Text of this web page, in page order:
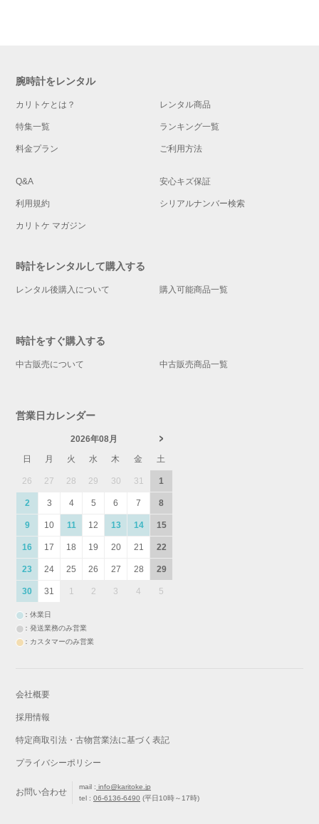
腕時計をレンタル
カリトケとは？ レンタル商品
特集一覧 ランキング一覧
料金プラン ご利用方法
Q&A 安心キズ保証
利用規約 シリアルナンバー検索
カリトケ マガジン
時計をレンタルして購入する
レンタル後購入について 購入可能商品一覧
時計をすぐ購入する
中古販売について 中古販売商品一覧
営業日カレンダー
2026年08月
日
月 火 水 木 金 土
26 27 28 29 30 31 1
2 3 4 5 6 7 8
9 10 11 12 13 14 15
16 17 18 19 20 21 22
23 24 25 26 27 28 29
30 31 1 2 3 4 5
：休業日
：発送業務のみ営業
：カスタマーのみ営業
会社概要
採用情報
特定商取引法・古物営業法に基づく表記
プライバシーポリシー
お問い合わせ
mail : info@karitoke.jp
tel :06-6136-6490 (平日10時～17時)